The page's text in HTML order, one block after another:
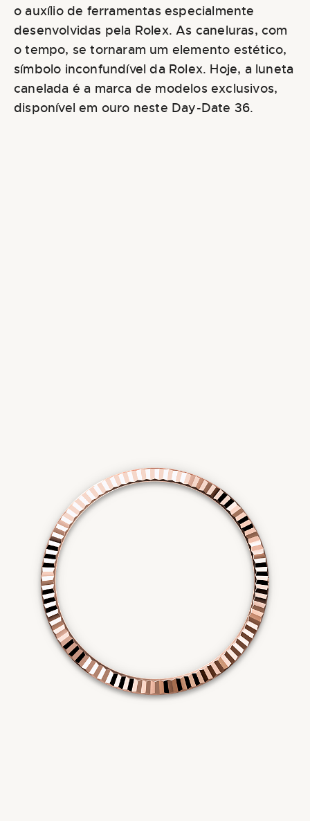
o auxílio de ferramentas especialmente
desenvolvidas pela Rolex. As caneluras, com
o tempo, se tornaram um elemento estético,
símbolo inconfundível da Rolex. Hoje, a luneta
canelada é a marca de modelos exclusivos,
disponível em ouro neste Day-Date 36.